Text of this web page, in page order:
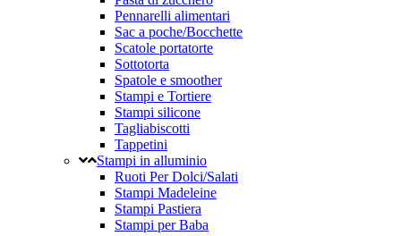
Pennarelli alimentari
Sac a poche/Bocchette
Scatole portatorte
Sottotorta
Spatole e smoother
Stampi e Tortiere
Stampi silicone
Tagliabiscotti
Tappetini
Stampi in alluminio
Ruoti Per Dolci/Salati
Stampi Madeleine
Stampi Pastiera
Stampi per Baba